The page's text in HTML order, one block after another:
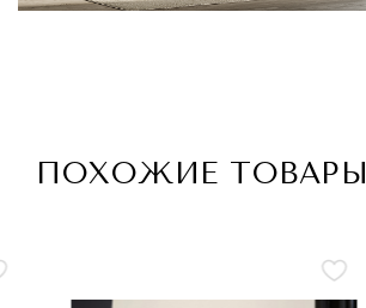
ПОХОЖИЕ ТОВАРЫ